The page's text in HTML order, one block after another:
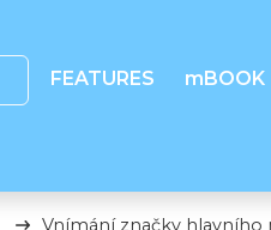
FEATURES mBOOK
Vnímání značky hlavního